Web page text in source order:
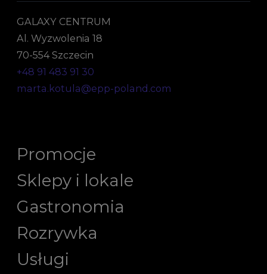
GALAXY CENTRUM
Al. Wyzwolenia 18
70-554 Szczecin
+48 91 483 91 30
marta.kotula@epp-poland.com
Promocje
Sklepy i lokale
Gastronomia
Rozrywka
Usługi